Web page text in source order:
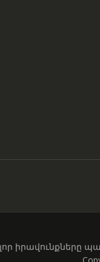
իրավունքները